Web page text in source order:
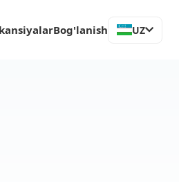
Bog'lanish UZ